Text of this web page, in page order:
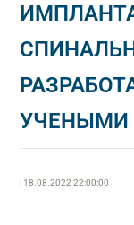
УЧЕНЫМИ
| 18.08.2022 22:00:00